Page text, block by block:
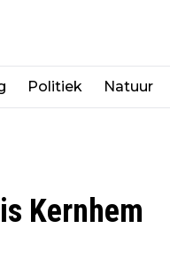
Politiek Natuur
Kernhem